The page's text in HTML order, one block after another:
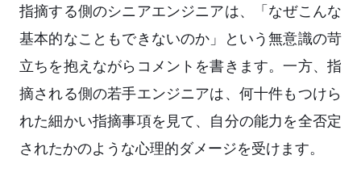
指摘する側のシニアエンジニアは、「なぜこんな
基本的なこともできないのか」という無意識の苛
立ちを抱えながらコメントを書きます。一方、指
摘される側の若手エンジニアは、何十件もつけら
れた細かい指摘事項を見て、自分の能力を全否定
されたかのような心理的ダメージを受けます。